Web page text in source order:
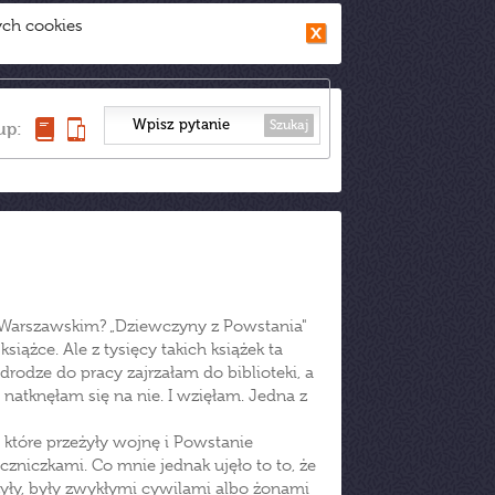
cookies
Szukaj
„Dziewczyny z Powstania"
Ale z tysięcy takich książek ta
do pracy zajrzałam do biblioteki, a
się na nie. I wzięłam. Jedna z
przeżyły wojnę i Powstanie
Co mnie jednak ujęło to to, że
były zwykłymi cywilami albo żonami